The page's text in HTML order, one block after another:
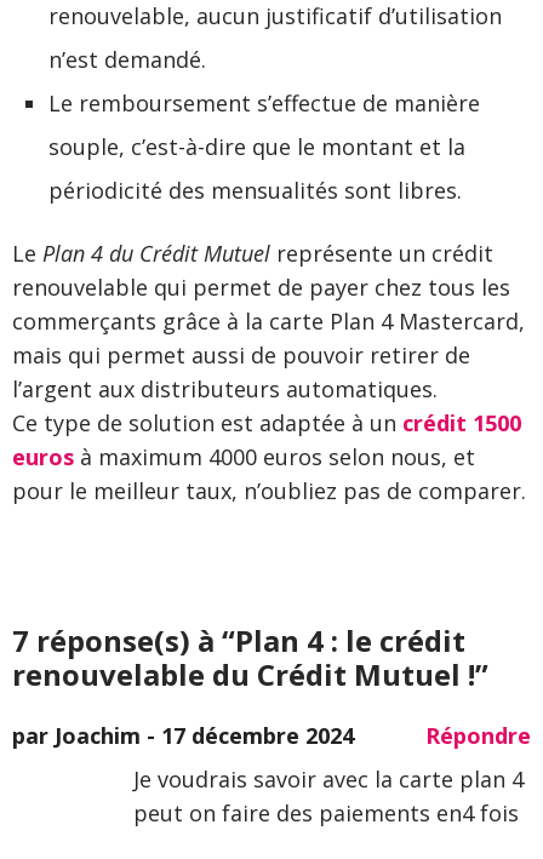
renouvelable, aucun justificatif d’utilisation
n’est demandé.
Le remboursement s’effectue de manière
souple, c’est-à-dire que le montant et la
périodicité des mensualités sont libres.
Le Plan 4 du Crédit Mutuel représente un crédit
renouvelable qui permet de payer chez tous les
commerçants grâce à la carte Plan 4 Mastercard,
mais qui permet aussi de pouvoir retirer de
l’argent aux distributeurs automatiques.
Ce type de solution est adaptée à un crédit 1500
euros à maximum 4000 euros selon nous, et
pour le meilleur taux, n’oubliez pas de comparer.
7 réponse(s) à “Plan 4 : le crédit
renouvelable du Crédit Mutuel !”
par Joachim - 17 décembre 2024
Répondre
Je voudrais savoir avec la carte plan 4
peut on faire des paiements en4 fois